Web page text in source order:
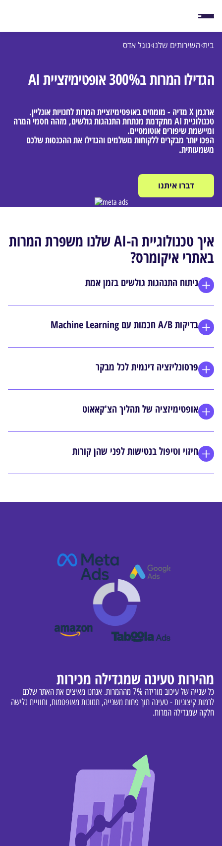
בית השירותים שלנו גוגל אדס
הגדילו המרות ב300% אופטימיזציית AI
ארגמן X מדיה - מומחים באופטימיזציית המרות לחנויות אונליין.
טכנולוגיית AI מתקדמת מנתחת התנהגות גולשים, מזהה חסמי המרה
ומיישמת שיפורים אוטומטיים.
הפכו יותר מבקרים ללקוחות משלמים והגדילו את ההכנסות שלכם
משמעותית.
דברו איתנו
איך טכנולוגיית ה-AI שלנו משפרת המרות
באתרי איקומרס?
ניתוח התנהגות גולשים בזמן אמת
בדיקות A/B חכמות עם Machine Learning
פרסונליזציה דינמית לכל מבקר
אופטימיזציה של תהליך הצ'קאאוט
חיזוי וטיפול בנטישות לפני שהן קורות
מהירות טעינה שמגדילה מכירות
כל שנייה של עיכוב מורידה 7% מההמרות. אנחנו מאיצים את האתר שלכם
לרמות קיצוניות - טעינה תוך פחות משנייה, תמונות מאופטמות, וחוויית גלישה
חלקה שמגדילה המרות.